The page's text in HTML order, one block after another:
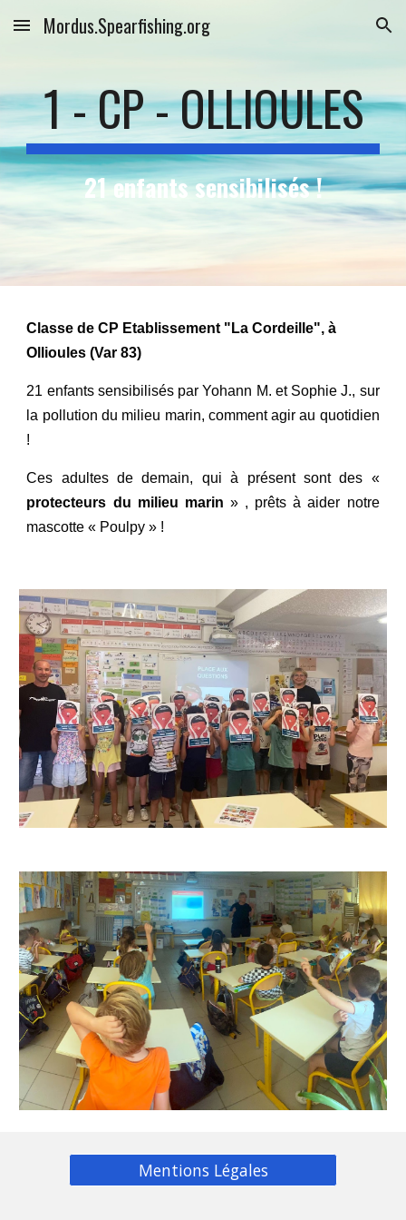
Skip to main content Skip to navigation
Mordus.Spearfishing.org
1 - CP - OLLIOULES
21 enfants sensibilisés !
Classe de CP Etablissement "La Cordeille", à
Ollioules (Var 83)
21 enfants sensibilisés par Yohann M. et Sophie J., sur
la pollution du milieu marin, comment agir au quotidien
!
Ces adultes de demain, qui à présent sont des «
protecteurs du milieu marin » , prêts à aider notre
mascotte « Poulpy » !
Mentions Légales